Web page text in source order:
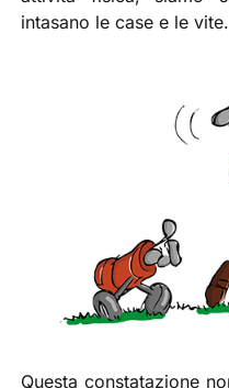
intasano le case e le vite.
Questa constatazione